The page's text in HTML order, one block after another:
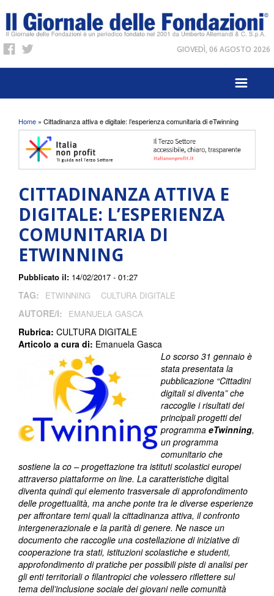
GIOVEDÌ, 06 AGOSTO 2026
Tu sei qui
Home » Cittadinanza attiva e digitale: l’esperienza comunitaria di eTwinning
CITTADINANZA ATTIVA E
DIGITALE: L’ESPERIENZA
COMUNITARIA DI
ETWINNING
Pubblicato il: 14/02/2017 - 01:27
TAG: ETWINNING CULTURA DIGITALE
AUTORE/I: EMANUELA GASCA
Rubrica: CULTURA DIGITALE
Articolo a cura di: Emanuela Gasca
Lo scorso 31 gennaio è
stata presentata la
pubblicazione “Cittadini
digitali si diventa” che
raccoglie i risultati dei
principali progetti del
programma eTwinning,
un programma
comunitario che
sostiene la co – progettazione tra istituti scolastici europei
attraverso piattaforme on line. La caratteristiche digital
diventa quindi qui elemento trasversale di approfondimento
delle progettualità, ma anche ponte tra le diverse esperienze
per affrontare temi quali la cittadinanza attiva, il confronto
intergenerazionale e la parità di genere. Ne nasce un
documento che raccoglie una costellazione di iniziative di
cooperazione tra stati, istituzioni scolastiche e studenti,
approfondimento di pratiche per possibili piste di analisi per
gli enti territoriali o filantropici che volessero riflettere sul
tema dell’inclusione sociale dei giovani nelle comunità